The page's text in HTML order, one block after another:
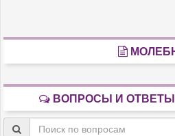
ВОПРОСЫ И